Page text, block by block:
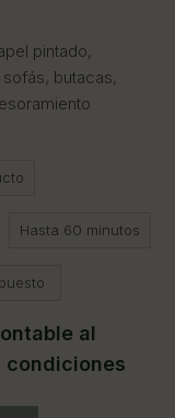
pintado,
butacas,
Hasta 60 minutos
al
condiciones